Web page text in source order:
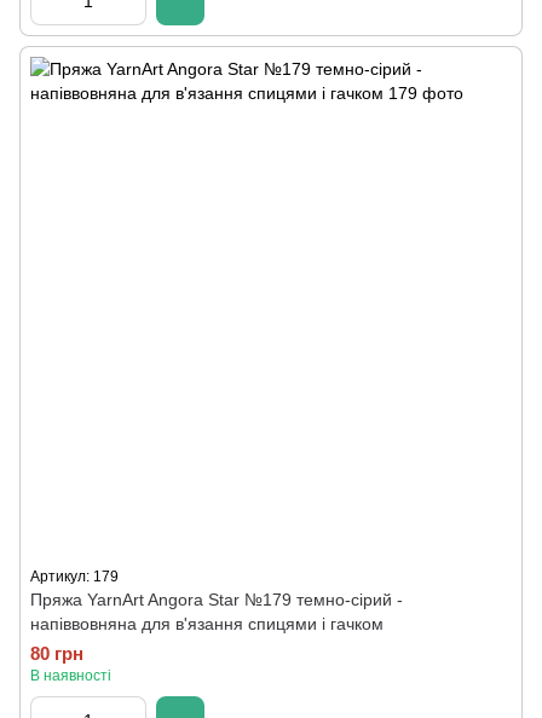
Артикул: 179
Пряжа YarnArt Angora Star №179 темно-сірий -
напіввовняна для в'язання спицями і гачком
80 грн
В наявності